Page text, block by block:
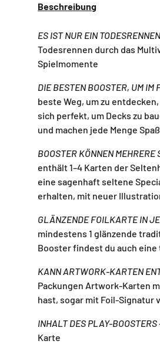
Beschreibung
ES IST NUR EIN
Todesrennen durch das
Spielmomente
DIE BESTEN BOOSTER, UM IM
beste Weg, um zu
sich perfekt, um Decks zu
und machen jede Menge
BOOSTER KÖNNEN
enthält 1–4 Karten der
eine sagenhaft seltene
erhalten, mit neuer
GLÄNZENDE FOILKARTE IN
mindestens 1 glänzende
Booster findest du auch
KANN ARTWORK-KARTEN
Packungen Artwork-Karten
hast, sogar mit Foil-Signatur
INHALT DES PLAY-BOOSTERS
Karte